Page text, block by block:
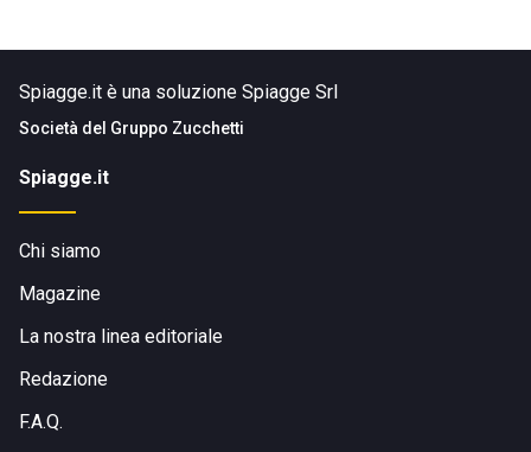
Spiagge.it è una soluzione Spiagge Srl
Società del Gruppo Zucchetti
Spiagge.it
Chi siamo
Magazine
La nostra linea editoriale
Redazione
F.A.Q.